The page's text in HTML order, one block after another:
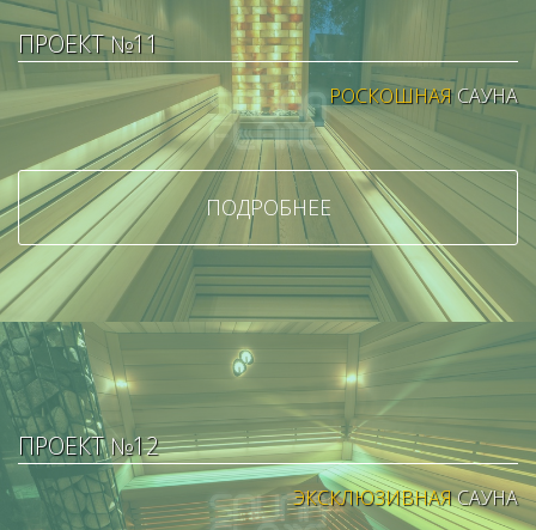
ПРОЕКТ №11
РОСКОШНАЯСАУНА
ПОДРОБНЕЕ
ПРОЕКТ №12
ЭКСКЛЮЗИВНАЯСАУНА